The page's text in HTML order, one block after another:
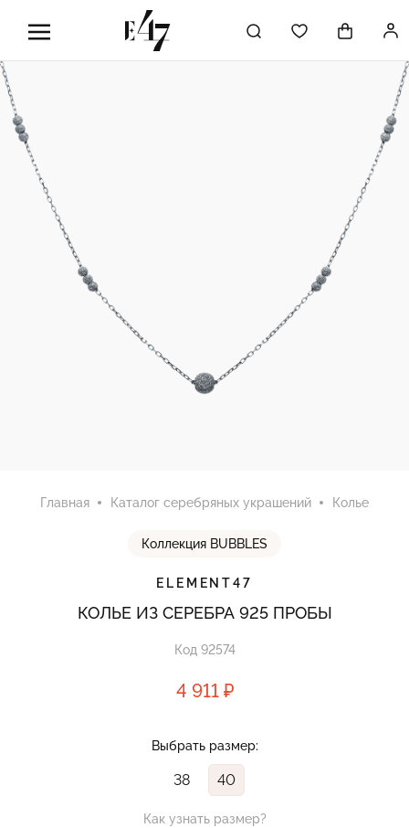
Главная Каталог серебряных украшений Колье
Коллекция BUBBLES
ELEMENT47
КОЛЬЕ ИЗ СЕРЕБРА 925 ПРОБЫ
Код 92574
4 911 ₽
Выбрать размер:
38 40
Как узнать размер?